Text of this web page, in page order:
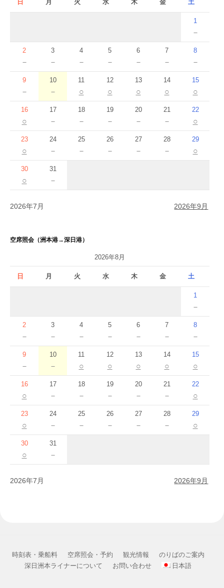
日 月 火 水 木 金 土
1
－
2
－
3
－
4
－
5
－
6
－
7
－
8
－
9
－
10
－
11
○
12
○
13
○
14
○
15
○
16
○
17
－
18
－
19
－
20
－
21
－
22
○
23
○
24
－
25
－
26
－
27
－
28
－
29
○
30
○
31
－
2026年7月 2026年9月
空席照会（洲本港→深日港）
2026年8月
日 月 火 水 木 金 土
1
－
2
－
3
－
4
－
5
－
6
－
7
－
8
－
9
－
10
－
11
○
12
○
13
○
14
○
15
○
16
○
17
－
18
－
19
－
20
－
21
－
22
○
23
○
24
－
25
－
26
－
27
－
28
－
29
○
30
○
31
－
2026年7月 2026年9月
時刻表・乗船料 空席照会・予約 観光情報
のりばのご案内
深日洲本ライナーについて
お問い合わせ 日本語